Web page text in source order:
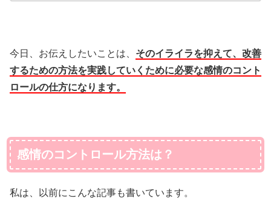
今日、お伝えしたいことは、 そのイライラを抑えて、改善
するための方法を実践していくために必要な感情のコント
ロールの仕方になります。
感情のコントロール方法は？
私は、以前にこんな記事も書いています。